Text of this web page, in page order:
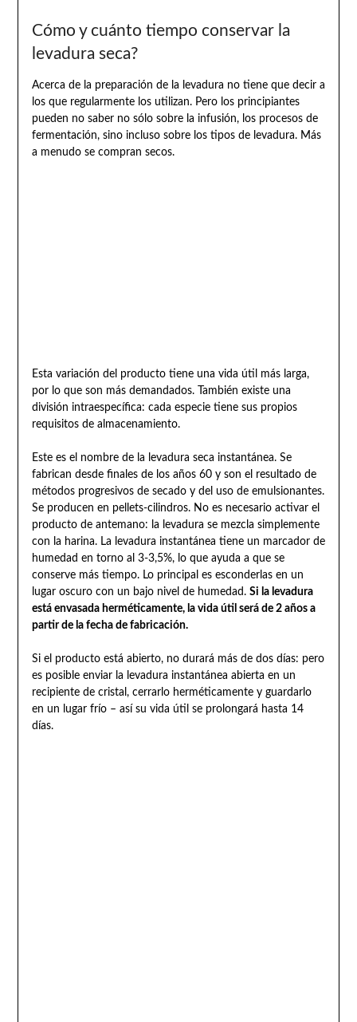
Cómo y cuánto tiempo conservar la
levadura seca?
Acerca de la preparación de la levadura no tiene que decir a
los que regularmente los utilizan. Pero los principiantes
pueden no saber no sólo sobre la infusión, los procesos de
fermentación, sino incluso sobre los tipos de levadura. Más
a menudo se compran secos.
Esta variación del producto tiene una vida útil más larga,
por lo que son más demandados. También existe una
división intraespecífica: cada especie tiene sus propios
requisitos de almacenamiento.
Este es el nombre de la levadura seca instantánea. Se
fabrican desde finales de los años 60 y son el resultado de
métodos progresivos de secado y del uso de emulsionantes.
Se producen en pellets-cilindros. No es necesario activar el
producto de antemano: la levadura se mezcla simplemente
con la harina. La levadura instantánea tiene un marcador de
humedad en torno al 3-3,5%, lo que ayuda a que se
conserve más tiempo. Lo principal es esconderlas en un
lugar oscuro con un bajo nivel de humedad. Si la levadura
está envasada herméticamente, la vida útil será de 2 años a
partir de la fecha de fabricación.
Si el producto está abierto, no durará más de dos días: pero
es posible enviar la levadura instantánea abierta en un
recipiente de cristal, cerrarlo herméticamente y guardarlo
en un lugar frío – así su vida útil se prolongará hasta 14
días.